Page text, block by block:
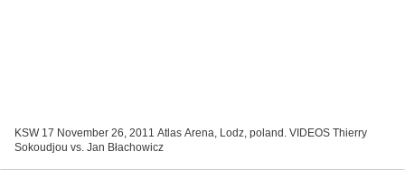
KSW 17 November 26, 2011 Atlas Arena, Lodz, poland. VIDEOS Thierry
Sokoudjou vs. Jan Błachowicz